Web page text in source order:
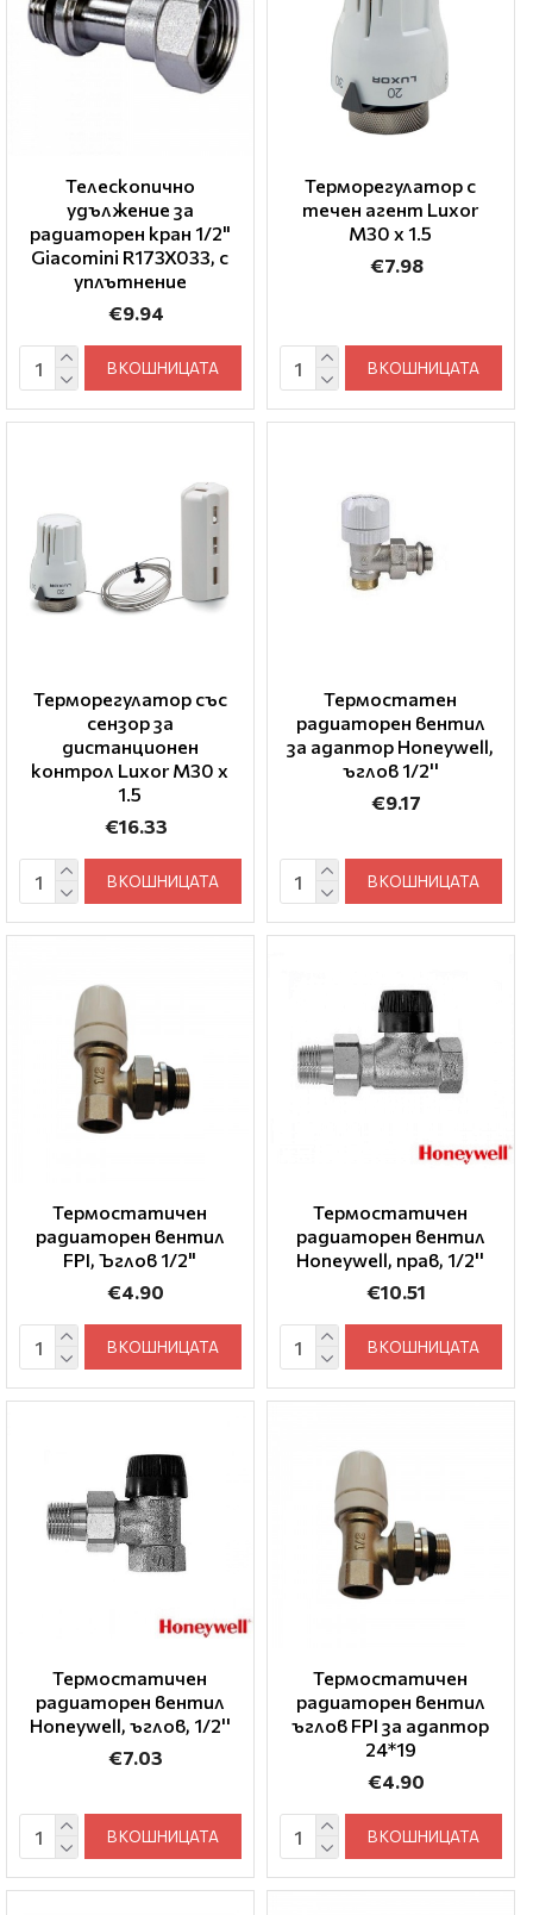
Телескопично
удължение за
радиаторен кран 1/2"
Giacomini R173X033, с
уплътнение
€9.94
В КОШНИЦАТА
Терморегулатор с
течен агент Luxor
M30 x 1.5
€7.98
В КОШНИЦАТА
Терморегулатор със
сензор за
дистанционен
контрол Luxor M30 x
1.5
€16.33
В КОШНИЦАТА
Термостатен
радиаторен вентил
за адаптор Honeywell,
ъглов 1/2''
€9.17
В КОШНИЦАТА
Термостатичен
радиаторен вентил
FPI, Ъглов 1/2"
€4.90
В КОШНИЦАТА
Термостатичен
радиаторен вентил
Honeywell, прав, 1/2''
€10.51
В КОШНИЦАТА
Термостатичен
радиаторен вентил
Honeywell, ъглов, 1/2''
€7.03
В КОШНИЦАТА
Термостатичен
радиаторен вентил
ъглов FPI за адаптор
24*19
€4.90
В КОШНИЦАТА